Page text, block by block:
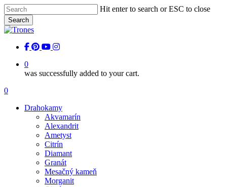
Skip
to
main
content
Hit enter to search or ESC to close
Search
Close
facebook
pinterest
youtubeinstagram
0
was successfully added to your cart.
Menu
0
Drahokamy
Akvamarín
Alexandrit
Ametyst
Citrín
Diamant
Granát
Mesačný kameň
Morganit